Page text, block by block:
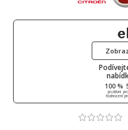
100 %
pozitivní
hodnocení